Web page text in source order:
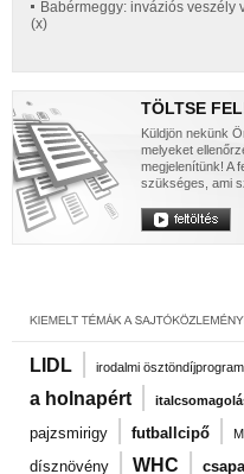
Babérmeggy: inváziós veszély
(x)
TÖLTSE
Küldjön nekünk
melyeket
megjelenítünk! A
szükséges, ami
LIDL | irodalmi ösztöndíjprogram
a holnapért |
pajzsmirigy | futballcipő |
dísznövény | WHC |